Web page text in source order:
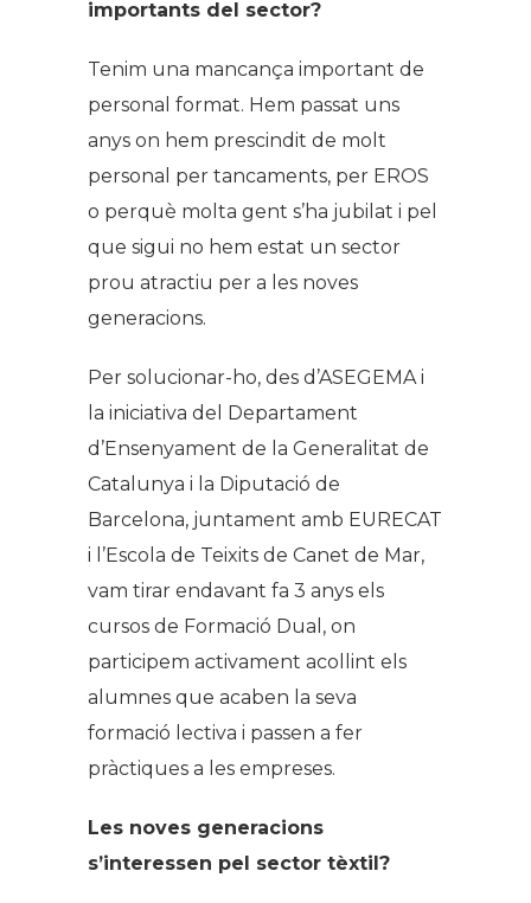
importants del sector?
Tenim una mancança important de
personal format. Hem passat uns
anys on hem prescindit de molt
personal per tancaments, per EROS
o perquè molta gent s’ha jubilat i pel
que sigui no hem estat un sector
prou atractiu per a les noves
generacions.
Per solucionar-ho, des d’ASEGEMA i
la iniciativa del Departament
d’Ensenyament de la Generalitat de
Catalunya i la Diputació de
Barcelona, juntament amb EURECAT
i l’Escola de Teixits de Canet de Mar,
vam tirar endavant fa 3 anys els
cursos de Formació Dual, on
participem activament acollint els
alumnes que acaben la seva
formació lectiva i passen a fer
pràctiques a les empreses.
Les noves generacions
s’interessen pel sector tèxtil?